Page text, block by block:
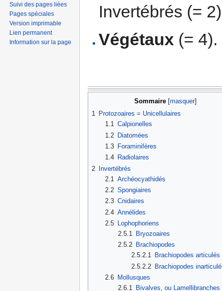
Invertébrés (=
Végétaux (= 4).
Sommaire masquer]
1 Protozoaires = Unicellulaires
1.1 Calpionelles
1.2 Diatomées
1.3
Foraminifères
1.4
Radiolaires
2 Invertébrés
2.1 Archéocyathidés
2.2 Spongiaires
2.3 Cnidaires
2.4 Annélides
2.5
Lophophoriens
2.5.1
Bryozoaires
2.5.2 Brachiopodes
2.5.2.1
Brachiopodes articulés
2.5.2.2 Brachiopodes
2.6
Mollusques
2.6.1
Bivalves, ou Lamellibranches
Suivi des pages liées
Pages spéciales
Version imprimable
Lien permanent
Information sur la page